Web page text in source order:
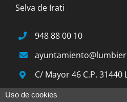
Selva de Irati
948 88 00 10
C/ Mayor 46 C.P. 31440
Uso de cookies